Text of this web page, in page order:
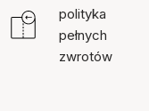
polityka
pełnych
zwrotów